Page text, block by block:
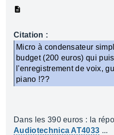
Citation :
Micro à condensateur
budget (200 euros) qui
l'enregistrement de voix,
piano !??
Dans les 390 euros : la
Audiotechnica AT4033 ...